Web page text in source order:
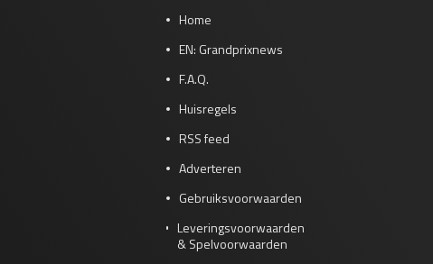
Home
EN: Grandprixnews
F.A.Q.
Huisregels
RSS feed
Adverteren
Gebruiksvoorwaarden
Leveringsvoorwaarden
& Spelvoorwaarden